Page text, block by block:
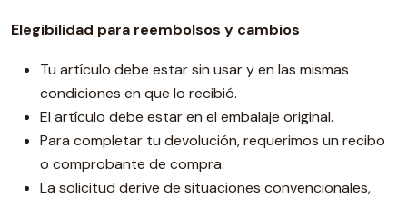
Elegibilidad para reembolsos y cambios
Tu artículo debe estar sin usar y en las mismas
condiciones en que lo recibió.
El artículo debe estar en el embalaje original.
Para completar tu devolución, requerimos un recibo
o comprobante de compra.
La solicitud derive de situaciones convencionales,